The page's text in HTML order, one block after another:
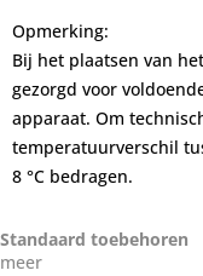
Opmerking:
Bij het plaatsen van
gezorgd voor
apparaat. Om
temperatuurverschil
8 °C bedragen.
Standaard toebehoren
meer